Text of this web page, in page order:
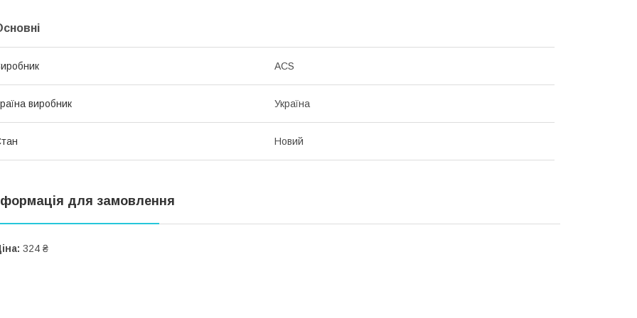
ACS
виробник Україна
Новий
для замовлення
324 ₴